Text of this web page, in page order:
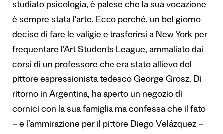
studiato psicologia, è palese che la sua vocazione
è sempre stata l’arte. Ecco perché, un bel giorno
decise di fare le valigie e trasferirsi a New York per
frequentare l’Art Students League, ammaliato dai
corsi di un professore che era stato allievo del
pittore espressionista tedesco George Grosz. Di
ritorno in Argentina, ha aperto un negozio di
cornici con la sua famiglia ma confessa che il fato
– e l’ammirazione per il pittore Diego Velázquez –